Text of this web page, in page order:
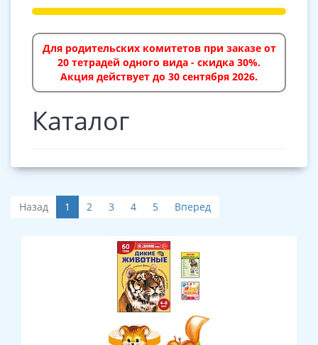
Для родительских комитетов при заказе от
20 тетрадей одного вида - скидка 30%.
Акция действует до 30 сентября 2026.
Каталог
Назад 1 2 3 4 5 Вперед